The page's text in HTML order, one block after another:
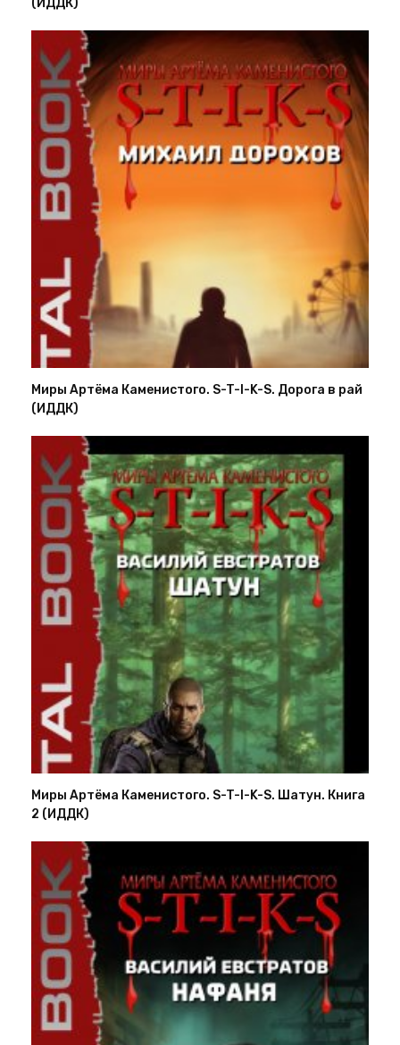
(ИДДК)
Миры Артёма Каменистого. S-T-I-K-S. Дорога в рай
(ИДДК)
Миры Артёма Каменистого. S-T-I-K-S. Шатун. Книга
2 (ИДДК)